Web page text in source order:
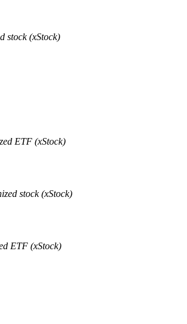
прибыль и гибкие проценты
stock (xStock)
ETF (xStock)
stock (xStock)
ETF (xStock)